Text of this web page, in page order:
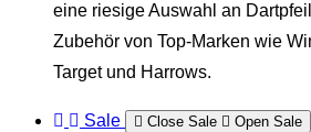
eine riesige Auswahl an
Zubehör von Top-Marken wie
Target und Harrows.
Sale Close Sale Open Sale